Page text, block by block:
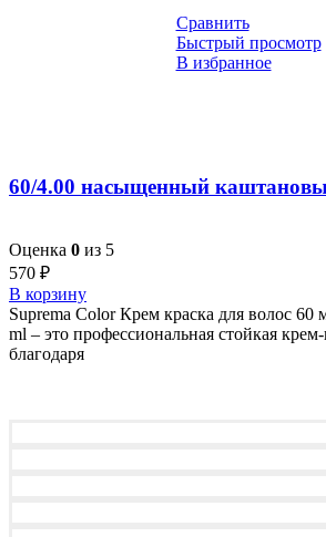
Сравнить
Быстрый просмотр
В избранное
60/4.00 насыщенный
Оценка 0 из 5
570 ₽
В корзину
Suprema Color Крем краска для волос 60
ml – это профессиональная стойкая
благодаря